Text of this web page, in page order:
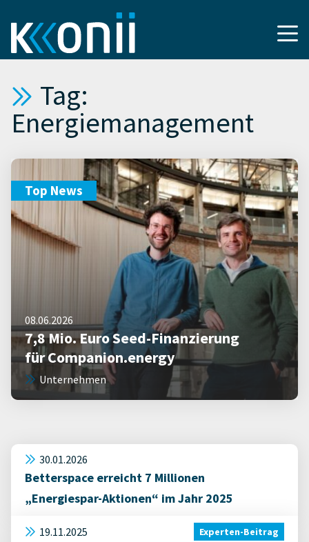
Tag:
Energiemanagement
Top News
08.06.2026
7,8 Mio. Euro Seed-Finanzierung
für Companion.energy
Unternehmen
30.01.2026
Betterspace erreicht 7 Millionen
„Energiespar-Aktionen“ im Jahr 2025
19.11.2025 Experten-Beitrag